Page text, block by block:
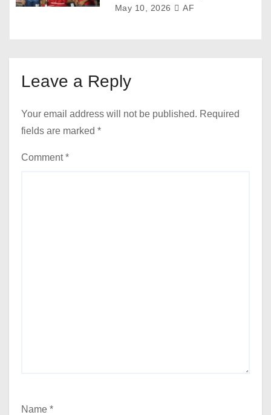
May 10, 2026 AF
Leave a Reply
Your email address will not be published. Required
fields are marked *
Comment*
Name *